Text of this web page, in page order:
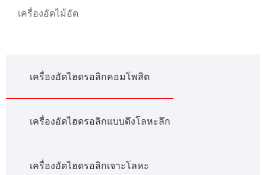
เครื่องอัดไม้อัด
เครื่องอัดไฮดรอลิกคอมโพสิต
เครื่องอัดไฮดรอลิกแบบดึงโลหะลึก
เครื่องอัดไฮดรอลิกเจาะโลหะ